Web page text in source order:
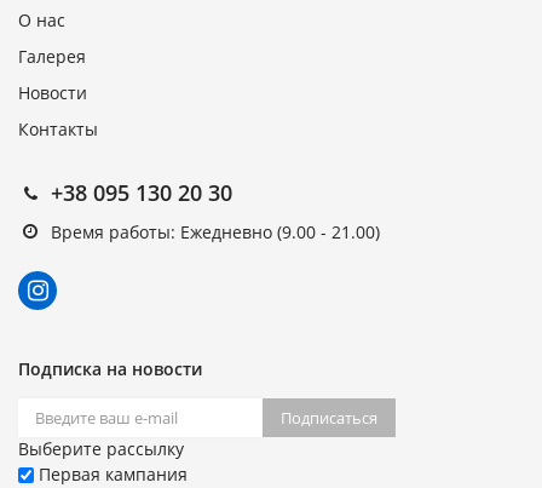
О нас
Галерея
Новости
Контакты
+38 095 130 20 30
Время работы: Ежедневно (9.00 - 21.00)
Подписка на новости
Подписаться
Выберите рассылку
Первая кампания